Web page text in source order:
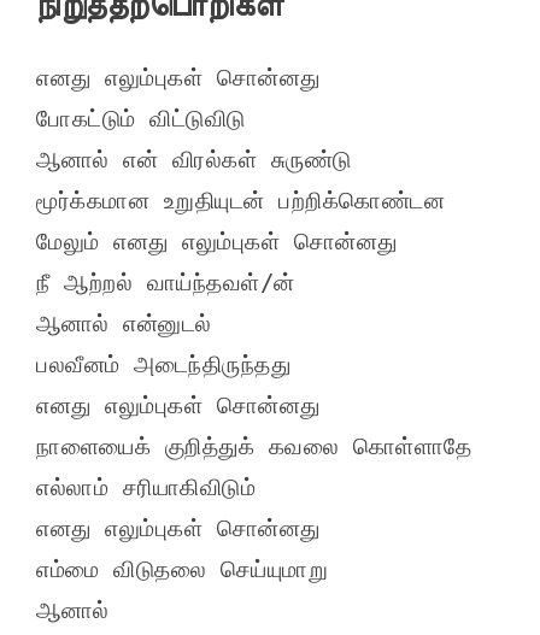
நிறுத்தற்பொறிகள்
எனது எலும்புகள் சொன்னது
போகட்டும் விட்டுவிடு
ஆனால் என் விரல்கள் சுருண்டு
மூர்க்கமான உறுதியுடன் பற்றிக்கொண்டன
மேலும் எனது எலும்புகள் சொன்னது
நீ ஆற்றல் வாய்ந்தவள்/ன்
ஆனால் என்னுடல்
பலவீனம் அடைந்திருந்தது
எனது எலும்புகள் சொன்னது
நாளையைக் குறித்துக் கவலை கொள்ளாதே
எல்லாம் சரியாகிவிடும்
எனது எலும்புகள் சொன்னது
எம்மை விடுதலை செய்யுமாறு
ஆனால்